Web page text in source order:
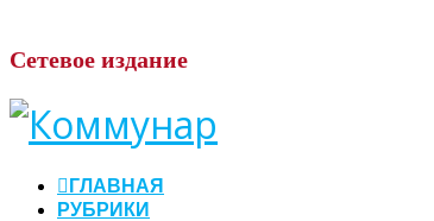
Сетевое издание
ГЛАВНАЯ
РУБРИКИ